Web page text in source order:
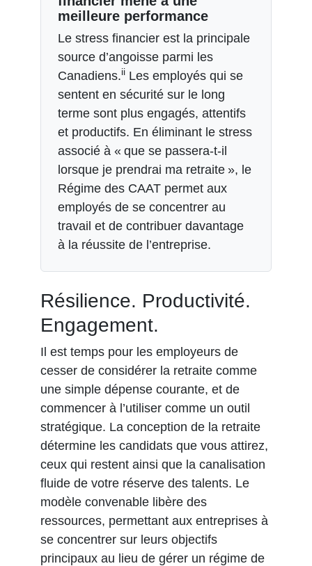
meilleure performance
Le stress financier est la principale
source d’angoisse parmi les
Canadiens.ii Les employés qui se
sentent en sécurité sur le long
terme sont plus engagés, attentifs
et productifs. En éliminant le stress
associé à « que se passera-t-il
lorsque je prendrai ma retraite », le
Régime des CAAT permet aux
employés de se concentrer au
travail et de contribuer davantage
à la réussite de l’entreprise.
Résilience. Productivité.
Engagement.
Il est temps pour les employeurs de
cesser de considérer la retraite comme
une simple dépense courante, et de
commencer à l’utiliser comme un outil
stratégique. La conception de la retraite
détermine les candidats que vous attirez,
ceux qui restent ainsi que la canalisation
fluide de votre réserve des talents. Le
modèle convenable libère des
ressources, permettant aux entreprises à
se concentrer sur leurs objectifs
principaux au lieu de gérer un régime de